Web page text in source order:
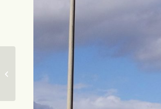
experiências...